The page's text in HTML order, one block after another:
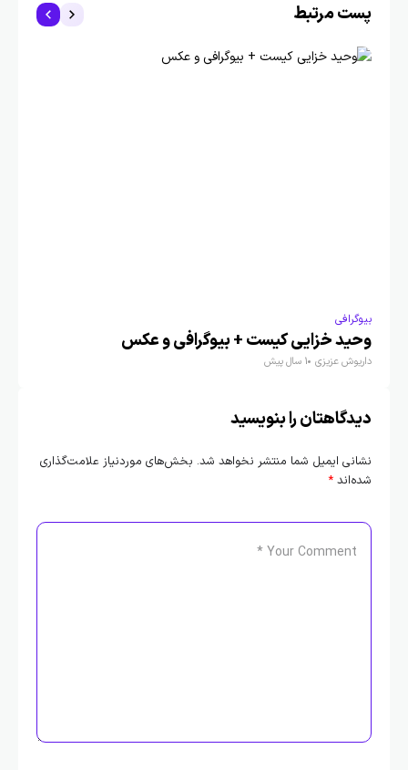
پست مرتبط
بیوگرافی
وحید خزایی کیست + بیوگرافی و عکس
داریوش عزیزی 1 سال پیش
دیدگاهتان را بنویسید
نشانی ایمیل شما منتشر نخواهد شد. بخش‌های موردنیاز علامت‌گذاری
شده‌اند *